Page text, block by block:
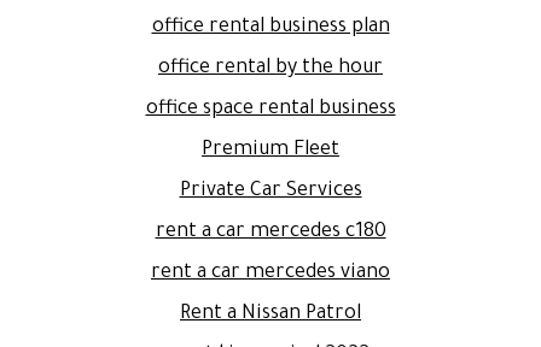
office rental business plan
office rental by the hour
office space rental business
Premium Fleet
Private Car Services
rent a car mercedes c180
rent a car mercedes viano
Rent a Nissan Patrol